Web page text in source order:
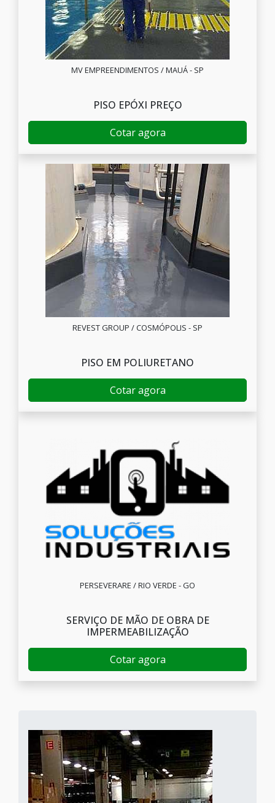
MV EMPREENDIMENTOS / MAUÁ - SP
PISO EPÓXI PREÇO
Cotar agora
REVEST GROUP / COSMÓPOLIS - SP
PISO EM POLIURETANO
Cotar agora
PERSEVERARE / RIO VERDE - GO
SERVIÇO DE MÃO DE OBRA DE
IMPERMEABILIZAÇÃO
Cotar agora